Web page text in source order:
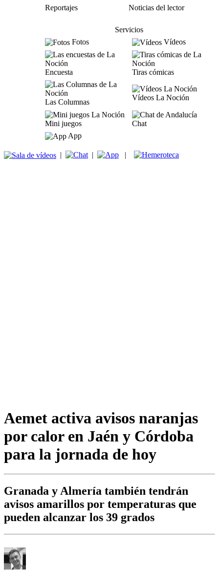
Reportajes
Noticias del lector
Servicios
Fotos
Vídeos
Encuesta Tiras cómicas
Las Columnas
Vídeos La Noción
Mini juegos
Chat
App
| | |
Aemet activa avisos naranjas
por calor en Jaén y Córdoba
para la jornada de hoy
Granada y Almería también tendrán
avisos amarillos por temperaturas que
pueden alcanzar los 39 grados